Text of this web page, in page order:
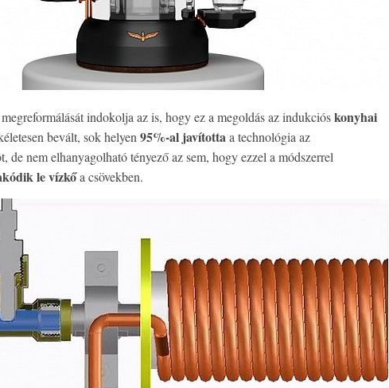
indokolja az is, hogy ez a megoldás az indukcióskonyhai
bevált, sok helyen95%-al javítottaa technológia az
de nem elhanyagolható tényező az sem, hogy ezzel a módszerrel
le vízkőa csövekben.